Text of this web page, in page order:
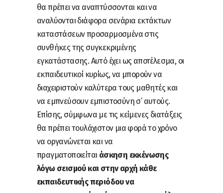
θα πρέπει να αναπτύσσονται και να
αναλύονται διάφορα σενάρια εκτάκτων
καταστάσεων προσαρμοσμένα στις
συνθήκες της συγκεκριμένης
εγκατάστασης. Αυτό έχει ως αποτέλεσμα, οι
εκπαιδευτικοί κυρίως, να μπορούν να
διαχειριστούν καλύτερα τους μαθητές και
να εμπνεύσουν εμπιστοσύνη σ’ αυτούς.
Επίσης, σύμφωνα με τις κείμενες διατάξεις
θα πρέπει τουλάχιστον μια φορά το χρόνο
να οργανώνεται και να
πραγματοποιείται άσκηση εκκένωσης
λόγω σεισμού και στην αρχή κάθε
εκπαιδευτικής περιόδου να